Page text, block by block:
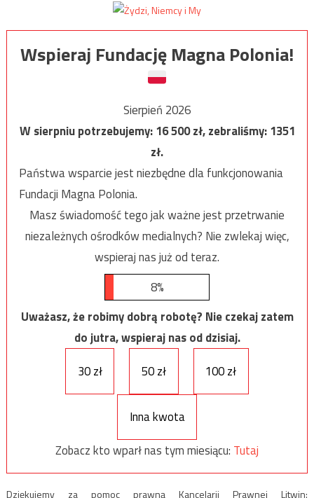
Wspieraj Fundację Magna Polonia!
Sierpień 2026
W sierpniu potrzebujemy:16 500zł, zebraliśmy:1351
zł.
Państwa wsparcie jest niezbędne dla funkcjonowania
Fundacji Magna Polonia.
Masz świadomość tego jak ważne jest przetrwanie
niezależnych ośrodków medialnych? Nie zwlekaj więc,
wspieraj nas już od teraz.
8%
Uważasz, że robimy dobrą robotę? Nie czekaj zatem
do jutra, wspieraj nas od dzisiaj.
30 zł
50 zł 100 zł
Inna kwota
Zobacz kto wparł nas tym miesiącu: Tutaj
Dziękujemy za pomoc prawną Kancelarii Prawnej Litwin: